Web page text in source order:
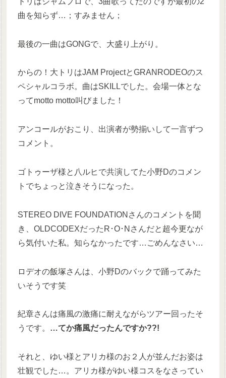
曲を知らず…；すみません；
最後の一曲はGONGで、大盛り上がり。
からの！大トリはJAM ProjectとGRANRODEOのス
ペシャルコラボ。曲はSKILLでした。会場一体とな
ってmotto motto叫びました！
アンコールがおこり、出演者が勢揃いして一言ずつ
コメント。
ゴトゥーザ様と八ルヒで共演してた小野Dのコメン
トでちょっと泣きそうになった。
STEREO DIVE FOUNDATIONさんのコメントを聞
き、OLDCODEXだったR･O･Nさんだと超今更なが
ら気付いた私。知らなかったです…ごめんなさい…
ロデオの飯塚さんは、小野Dのバックで踊ってみた
いそうです笑
紀章さんは痛風の激痛に耐えながらツアー回ったそ
うです。 …てか痛風だったんですか??!
それと、ゆい様とアリカ様のお２人が並んだお姿は
壮観でした…。アリカ様がゆい様コスをなさってい